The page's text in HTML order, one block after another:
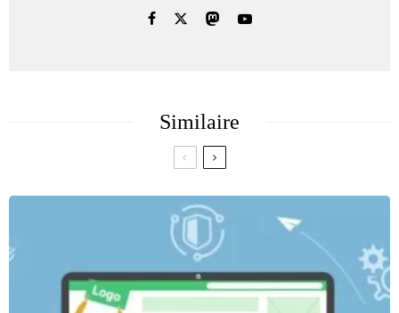
Similaire